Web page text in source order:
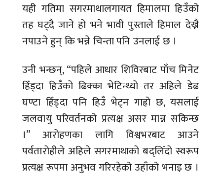
यही गतिमा सगरमाथालगायत हिमालमा हिउँको
तह घट्दै जाने हो भने भावी पुस्ताले हिमाल देख्नै
नपाउने हुन् कि भन्ने चिन्ता पनि उनलाई छ ।
उनी भन्छन्, “पहिले आधार शिविरबाट पाँच मिनेट
हिँड्दा हिउँको ढिक्का भेटिन्थ्यो तर अहिले डेढ
घण्टा हिँड्दा पनि हिउँ भेट्न गाह्रो छ, यसलाई
जलवायु परिवर्तनको प्रत्यक्ष असर मान्न सकिन्छ
।” आरोहणका लागि विश्वभरबाट आउने
पर्वतारोहीले अहिले सगरमाथाको बद्लिँदो स्वरूप
प्रत्यक्ष रूपमा अनुभव गरिरहेको उहाँको भनाइ छ ।